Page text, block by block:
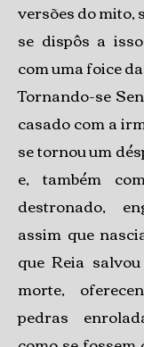
versões do mito,
se dispôs a
com uma foice
Tornando-se
casado com a
se tornou um
e, também
destronado,
assim que
que Reia
morte,
pedras